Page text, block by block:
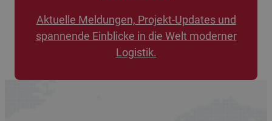
Aktuelle Meldungen, Projekt-Updates und
spannende Einblicke in die Welt moderner
Logistik.